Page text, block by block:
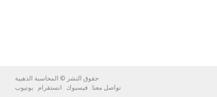
حقوق النشر © المحاسبة الذهبية
تواصل معنا فيسبوك انستقرام يوتيوب